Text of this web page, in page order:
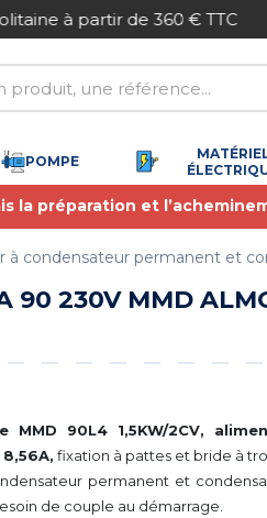
sécurisé
POMPE
la préparation et
à condensateur permanent et
90 230V MMD
MMD 90L4 1,5KW/2CV,
8,56A, fixation à pattes et bride à
permanent et
de couple au démarrage.